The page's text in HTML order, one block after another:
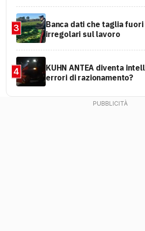
3
Banca dati che taglia
irregolari sul lavoro
4
KUHN ANTEA diventa
errori di razionamento?